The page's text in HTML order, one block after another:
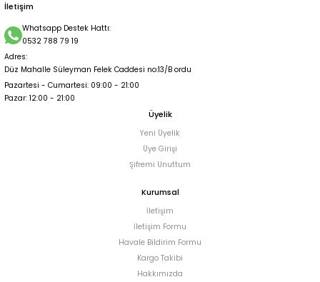
İletişim
Whatsapp Destek Hattı:
0532 788 79 19
Adres:
Düz Mahalle Süleyman Felek Caddesi no:13/B ordu
Pazartesi - Cumartesi: 09:00 - 21:00
Pazar: 12:00 - 21:00
Üyelik
Yeni Üyelik
Üye Girişi
Şifremi Unuttum
Kurumsal
İletişim
İletişim Formu
Havale Bildirim Formu
Kargo Takibi
Hakkımızda